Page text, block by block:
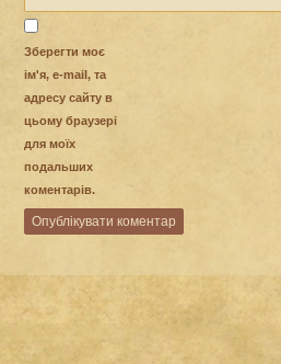
Зберегти моє
ім'я, e-mail, та
адресу сайту в
цьому браузері
для моїх
подальших
коментарів.